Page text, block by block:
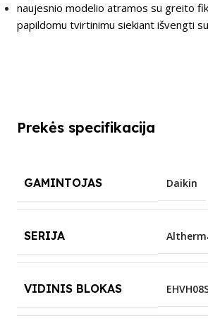
naujesnio modelio atramos su greito
papildomu tvirtinimu siekiant išvengti
Prekės specifikacija
GAMINTOJAS Daikin
SERIJA
VIDINIS BLOKAS